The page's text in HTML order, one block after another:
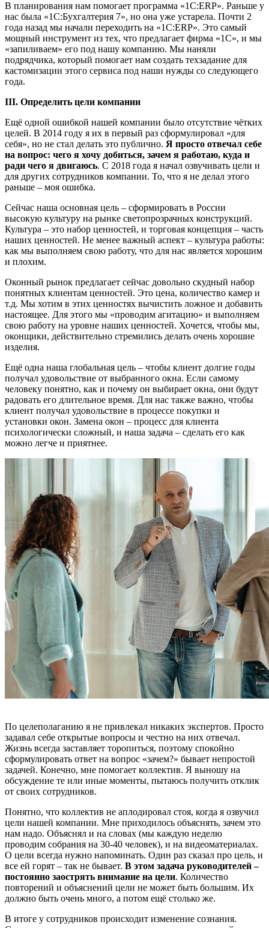
В планирования нам помогает программа «1С:ERP». Раньше у
нас была «1С:Бухгалтерия 7», но она уже устарела. Почти 2
года назад мы начали переходить на «1С:ERP». Это самый
мощный инструмент из тех, что предлагает фирма «1С», и мы
«запиливаем» его под нашу компанию. Мы наняли
подрядчика, который помогает нам создать техзадание для
кастомизации этого сервиса под наши нужды со следующего
года.
III. Определить цели компании
Ещё одной ошибкой нашей компании было отсутствие чётких
целей. В 2014 году я их в первый раз сформулировал «для
себя», но не стал делать это публично. Я просто отвечал себе
на вопрос: чего я хочу добиться, зачем я работаю, куда и
ради чего я двигаюсь. С 2018 года я начал озвучивать цели и
для других сотрудников компании. То, что я не делал этого
раньше – моя ошибка.
Сейчас наша основная цель – сформировать в России
высокую культуру на рынке светопрозрачных конструкций.
Культура – это набор ценностей, и торговая концепция – часть
наших ценностей. Не менее важный аспект – культура работы:
как мы выполняем свою работу, что для нас является хорошим
и плохим.
Оконный рынок предлагает сейчас довольно скудный набор
понятных клиентам ценностей. Это цена, количество камер и
т.д. Мы хотим в этих ценностях вычистить ложное и добавить
настоящее. Для этого мы «проводим агитацию» и выполняем
свою работу на уровне наших ценностей. Хочется, чтобы мы,
оконщики, действительно стремились делать очень хорошие
изделия.
Ещё одна наша глобальная цель – чтобы клиент долгие годы
получал удовольствие от выбранного окна. Если самому
человеку понятно, как и почему он выбирает окна, они будут
радовать его длительное время. Для нас также важно, чтобы
клиент получал удовольствие в процессе покупки и
установки окон. Замена окон – процесс для клиента
психологически сложный, и наша задача – сделать его как
можно легче и приятнее.
По целеполаганию я не привлекал никаких экспертов. Просто
задавал себе открытые вопросы и честно на них отвечал.
Жизнь всегда заставляет торопиться, поэтому спокойно
сформулировать ответ на вопрос «зачем?» бывает непростой
задачей. Конечно, мне помогает коллектив. Я выношу на
обсуждение те или иные моменты, пытаюсь получить отклик
от своих сотрудников.
Понятно, что коллектив не аплодировал стоя, когда я озвучил
цели нашей компании. Мне приходилось объяснять, зачем это
нам надо. Объяснял и на словах (мы каждую неделю
проводим собрания на 30-40 человек), и на видеоматериалах.
О цели всегда нужно напоминать. Один раз сказал про цель, и
все ей горят – так не бывает. В этом задача руководителей –
постоянно заострять внимание на цели. Количество
повторений и объяснений цели не может быть большим. Их
должно быть очень много, а потом ещё столько же.
В итоге у сотрудников происходит изменение сознания.